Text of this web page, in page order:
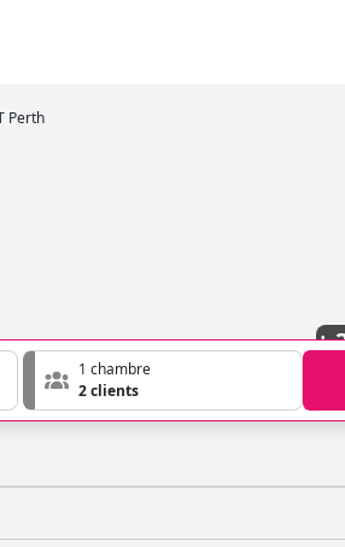
Perth
+
1 chambre
2 clients